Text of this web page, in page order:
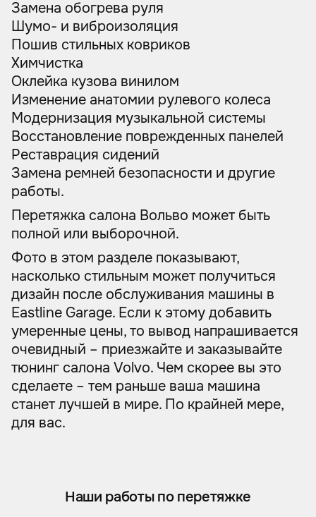
Замена обогрева руля
Шумо- и виброизоляция
Пошив стильных ковриков
Химчистка
Оклейка кузова винилом
Изменение анатомии рулевого колеса
Модернизация музыкальной системы
Восстановление поврежденных панелей
Реставрация сидений
Замена ремней безопасности и другие
работы.
Перетяжка салона Вольво может быть
полной или выборочной.
Фото в этом разделе показывают,
насколько стильным может получиться
дизайн после обслуживания машины в
Eastline Garage. Если к этому добавить
умеренные цены, то вывод напрашивается
очевидный – приезжайте и заказывайте
тюнинг салона Volvo. Чем скорее вы это
сделаете – тем раньше ваша машина
станет лучшей в мире. По крайней мере,
для вас.
Наши работы по перетяжке